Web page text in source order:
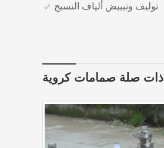
توليف وتبييض ألياف النسيج
ذات صلة صمامات كروية